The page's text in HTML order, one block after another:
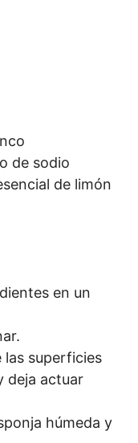
de sodio
de limón
en un
las superficies
deja actuar
húmeda y